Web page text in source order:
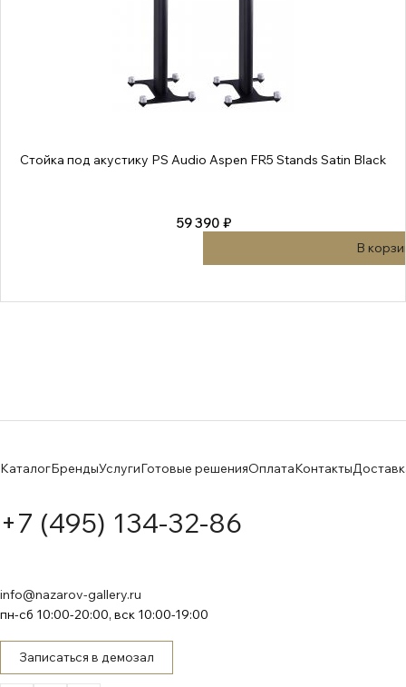
Стойка под акустику PS Audio Aspen FR5 Stands Satin Black
59 390 ₽
В
КаталогБрендыУслугиГотовые решенияОплатаКонтакты
+7 (495) 134-32-86
info@nazarov-gallery.ru
пн-сб 10:00-20:00, вск 10:00-19:00
Записаться в демозал